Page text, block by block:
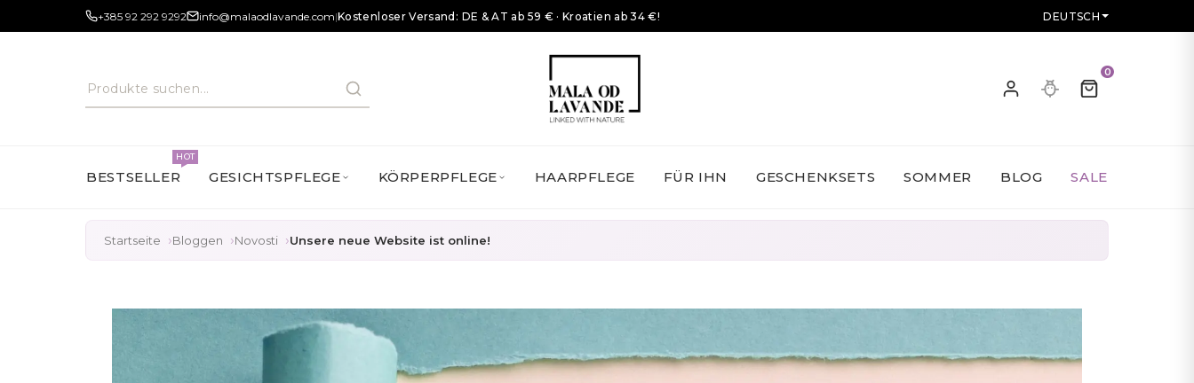
+385 92 292 9292 info@malaodlavande.com|Kostenloser Versand: DE & AT ab 59 € · Kroatien ab 34 €! DEUTSCH
0
BESTSELLER
HOT
GESICHTSPFLEGE KÖRPERPFLEGE HAARPFLEGE FÜR IHN GESCHENKSETS SOMMER BLOG SALE
Startseite Bloggen Novosti Unsere neue Website ist online!